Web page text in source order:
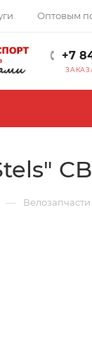
Оптовым
+7
— Велозапчасти